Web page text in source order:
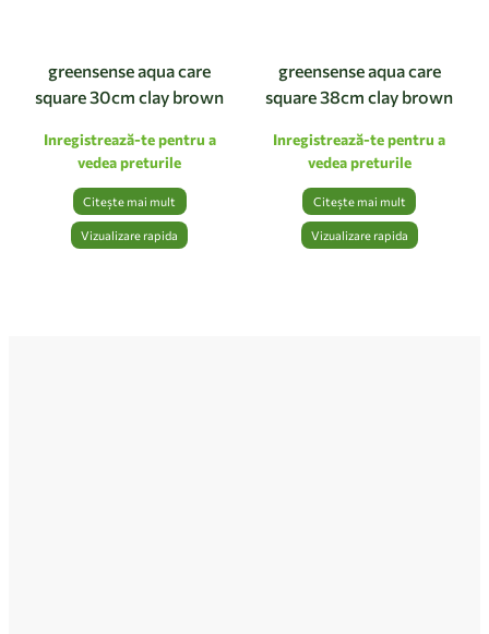
greensense aqua care
square 30cm clay brown
Inregistrează-te pentru a
vedea preturile
Citește mai mult
Vizualizare rapida
greensense aqua care
square 38cm clay brown
Inregistrează-te pentru a
vedea preturile
Citește mai mult
Vizualizare rapida